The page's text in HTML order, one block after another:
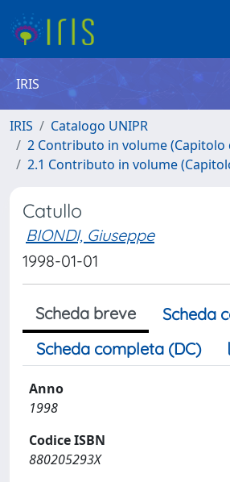
IRIS
IRIS
Catalogo UNIPR
2 Contributo in volume (Capitolo
2.1 Contributo in volume
Catullo
BIONDI, Giuseppe
1998-01-01
Scheda breve
Scheda
Scheda completa (DC)
Anno
1998
Codice ISBN
880205293X